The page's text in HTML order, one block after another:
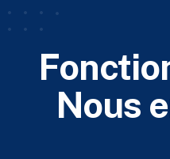
Nous